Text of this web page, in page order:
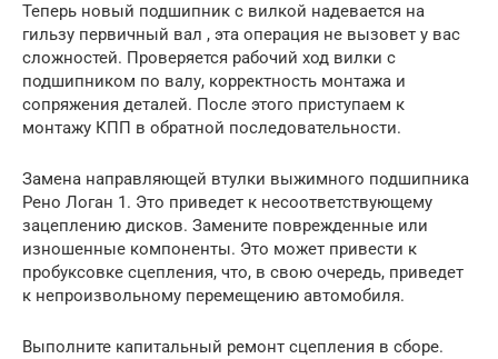
Теперь новый подшипник с вилкой надевается на
гильзу первичный вал , эта операция не вызовет у вас
сложностей. Проверяется рабочий ход вилки с
подшипником по валу, корректность монтажа и
сопряжения деталей. После этого приступаем к
монтажу КПП в обратной последовательности.
Замена направляющей втулки выжимного подшипника
Рено Логан 1. Это приведет к несоответствующему
зацеплению дисков. Замените поврежденные или
изношенные компоненты. Это может привести к
пробуксовке сцепления, что, в свою очередь, приведет
к непроизвольному перемещению автомобиля.
Выполните капитальный ремонт сцепления в сборе.